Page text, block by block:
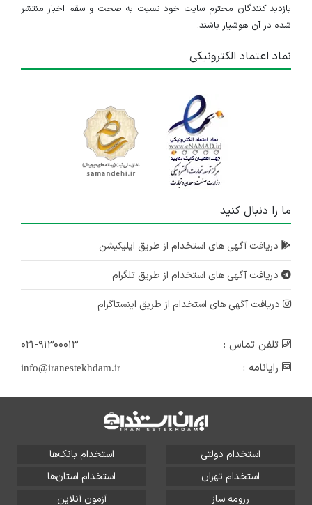
بازدید کنندگان محترم سایت خود نسبت به صحت و سقم اخبار منتشر
شده در آن هوشیار باشند.
نماد اعتماد الکترونیکی
ما را دنبال کنید
دریافت آگهی های استخدام از طریق اپلیکیشن
دریافت آگهی های استخدام از طریق تلگرام
دریافت آگهی های استخدام از طریق اینستاگرام
تلفن تماس :
۰۲۱-۹۱۳۰۰۰۱۳
رایانامه :
info@iranestekhdam.ir
استخدام دولتی
استخدام بانک‌ها
استخدام تهران
استخدام استان‌ها
رزومه ساز
آزمون آنلاین